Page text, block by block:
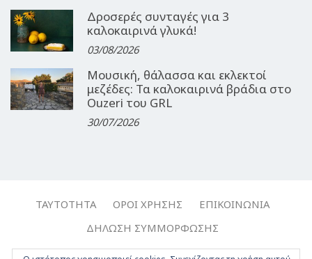
Δροσερές συνταγές για 3
καλοκαιρινά γλυκά!
03/08/2026
Μουσική, θάλασσα και εκλεκτοί
μεζέδες: Τα καλοκαιρινά βράδια στο
Ouzeri του GRL
30/07/2026
ΤΑΥΤΌΤΗΤΑ ΌΡΟΙ ΧΡΉΣΗΣ
ΕΠΙΚΟΙΝΩΝΊΑ
ΔΉΛΩΣΗ ΣΥΜΜΌΡΦΩΣΗΣ